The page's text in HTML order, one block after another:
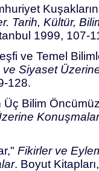
Tarih, Kültür,
1999, 107-
ve Temel
ve Siyaset
128.
Üç Bilim
Konuşmalar
Fikirler ve
. Boyut